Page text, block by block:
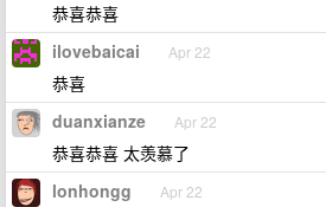
恭喜恭喜
ilovebaicai Apr 22
恭喜
duanxianze Apr 22
恭喜恭喜 太羡慕了
lonhongg Apr 22